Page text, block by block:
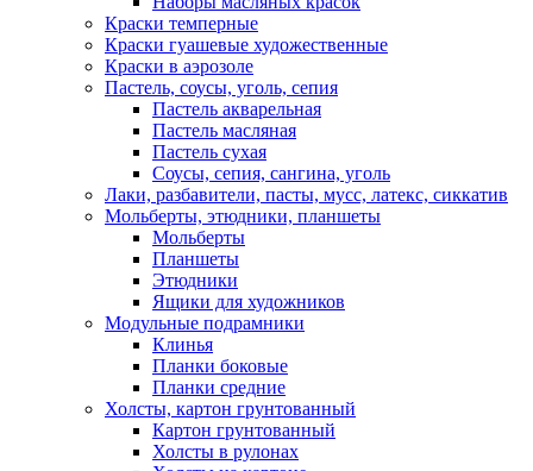
Краски темперные
Краски гуашевые художественные
Краски в аэрозоле
Пастель, соусы, уголь, сепия
Пастель акварельная
Пастель масляная
Пастель сухая
Соусы, сепия, сангина, уголь
Лаки, разбавители, пасты, мусс, латекс, сиккатив
Мольберты, этюдники, планшеты
Мольберты
Планшеты
Этюдники
Ящики для художников
Модульные подрамники
Клинья
Планки боковые
Планки средние
Холсты, картон грунтованный
Картон грунтованный
Холсты в рулонах